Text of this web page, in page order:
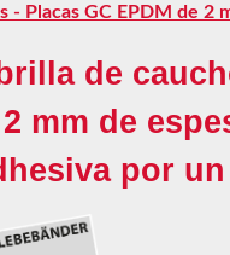
- Placas GC EPDM de 2
de
2 mm de
por